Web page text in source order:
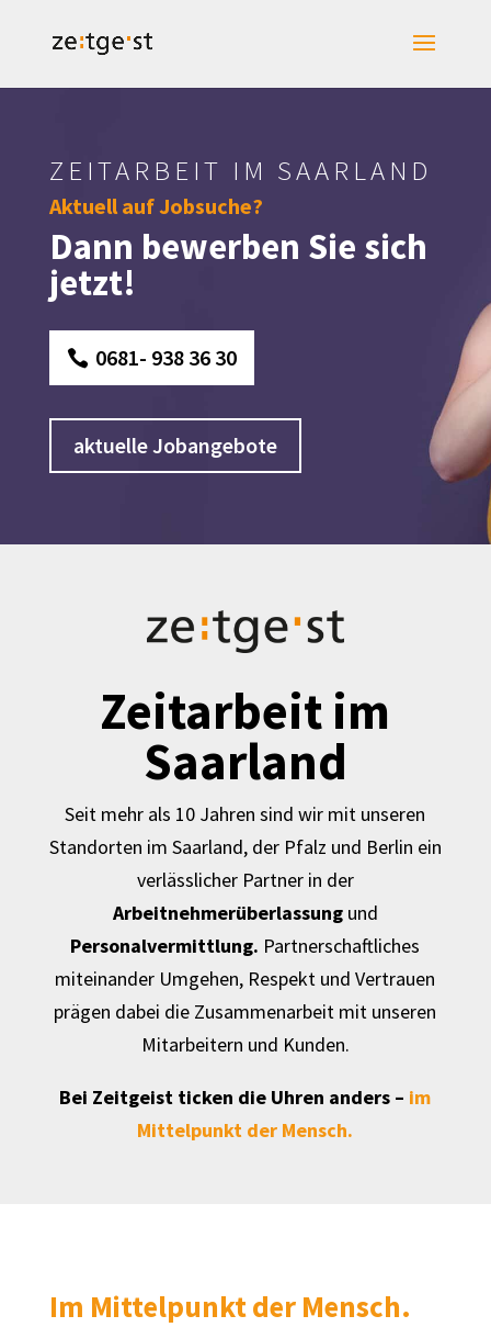
ZEITARBEIT IM SAARLAND
Aktuell auf Jobsuche?
Dann bewerben Sie sich
jetzt!
0681- 938 36 30
aktuelle Jobangebote
Zeitarbeit im
Saarland
Seit mehr als 10 Jahren sind wir mit unseren
Standorten im Saarland, der Pfalz und Berlin ein
verlässlicher Partner in der
Arbeitnehmerüberlassungund
Personalvermittlung. Partnerschaftliches
miteinander Umgehen, Respekt und Vertrauen
prägen dabei die Zusammenarbeit mit unseren
Mitarbeitern und Kunden.
Bei Zeitgeist ticken die Uhren anders – im
Mittelpunkt der Mensch.
Im Mittelpunkt der Mensch.